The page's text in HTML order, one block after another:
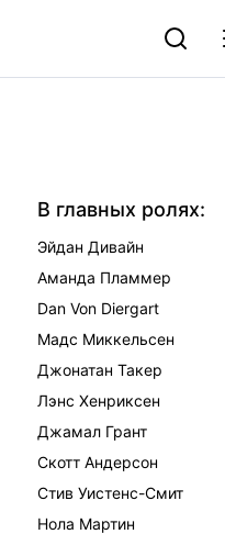
В главных ролях:
Эйдан Дивайн
Аманда Пламмер
Dan Von Diergart
Мадс Миккельсен
Джонатан Такер
Лэнс Хенриксен
Джамал Грант
Скотт Андерсон
Стив Уистенс-Смит
Нола Мартин